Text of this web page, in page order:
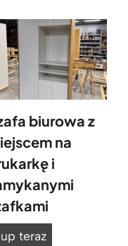
biurowa z
na
i
terazS